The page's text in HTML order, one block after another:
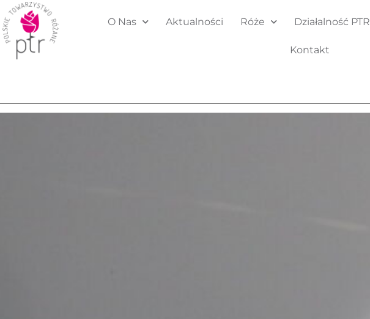
O Nas Aktualności Róże Działalność PTR
Kontakt